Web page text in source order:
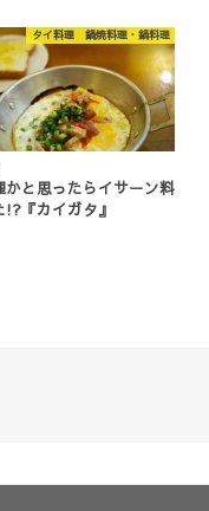
タイ料理 鍋焼料理・鍋料理
かと思ったらイサーン料
『カイガタ』